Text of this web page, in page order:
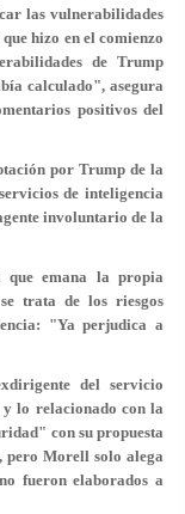
las vulnerabilidades
hizo en el comienzo
de Trump
calculado", asegura
positivos del
por Trump de la
de inteligencia
involuntario de la
emana la propia
trata de los riesgos
"Ya perjudica a
del servicio
lo relacionado con la
con su propuesta
pero Morell solo alega
fueron elaborados a